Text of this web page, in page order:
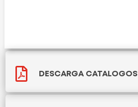
 DESCARGA CATALOGOS